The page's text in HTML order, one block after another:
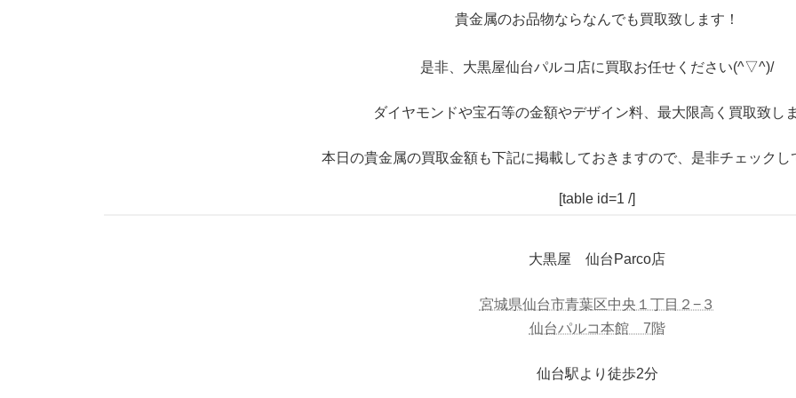
貴金属のお品物ならなんでも買取致します！
是非、大黒屋仙台パルコ店に買取お任せください(^▽^)/
ダイヤモンドや宝石等の金額やデザイン料、最大限高く買取致し
本日の貴金属の買取金額も下記に掲載しておきますので、是非チェックし
[table id=1 /]
大黒屋 仙台Parco店
宮城県仙台市青葉区中央１丁目２−３
仙台パルコ本館 7階
仙台駅より徒歩2分